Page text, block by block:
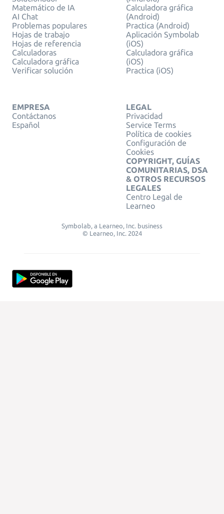
Matemático de IA
AI Chat
Problemas populares
Hojas de trabajo
Hojas de referencia
Calculadoras
Calculadora gráfica
Verificar solución
Calculadora gráfica
(Android)
Practica (Android)
Aplicación Symbolab
(iOS)
Calculadora gráfica
(iOS)
Practica (iOS)
EMPRESA
Contáctanos
Español
LEGAL
Privacidad
Service Terms
Política de cookies
Configuración de
Cookies
COPYRIGHT, GUÍAS
COMUNITARIAS, DSA
& OTROS RECURSOS
LEGALES
Centro Legal de
Learneo
Symbolab, a Learneo, Inc. business
© Learneo, Inc. 2024